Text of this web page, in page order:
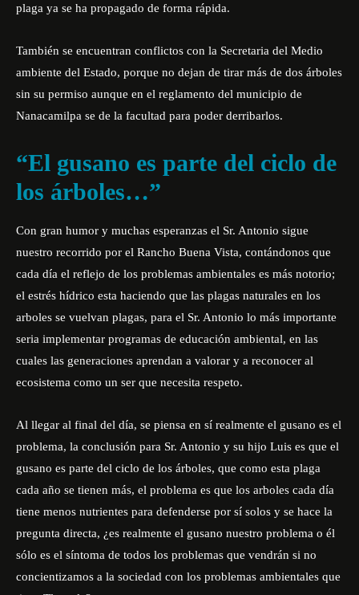
plaga ya se ha propagado de forma rápida.
También se encuentran conflictos con la Secretaria del Medio
ambiente del Estado, porque no dejan de tirar más de dos árboles
sin su permiso aunque en el reglamento del municipio de
Nanacamilpa se de la facultad para poder derribarlos.
“El gusano es parte del ciclo de
los árboles…”
Con gran humor y muchas esperanzas el Sr. Antonio sigue
nuestro recorrido por el Rancho Buena Vista, contándonos que
cada día el reflejo de los problemas ambientales es más notorio;
el estrés hídrico esta haciendo que las plagas naturales en los
arboles se vuelvan plagas, para el Sr. Antonio lo más importante
seria implementar programas de educación ambiental, en las
cuales las generaciones aprendan a valorar y a reconocer al
ecosistema como un ser que necesita respeto.
Al llegar al final del día, se piensa en sí realmente el gusano es el
problema, la conclusión para Sr. Antonio y su hijo Luis es que el
gusano es parte del ciclo de los árboles, que como esta plaga
cada año se tienen más, el problema es que los arboles cada día
tiene menos nutrientes para defenderse por sí solos y se hace la
pregunta directa, ¿es realmente el gusano nuestro problema o él
sólo es el síntoma de todos los problemas que vendrán si no
concientizamos a la sociedad con los problemas ambientales que